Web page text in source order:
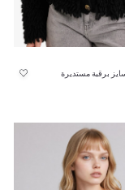
برقبة مستديرة